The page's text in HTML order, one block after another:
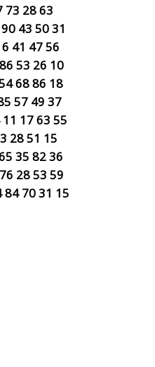
73 28 63
43 50 31
6 41 47 56
53 26 10
68 86 18
57 49 37
11 17 63 55
28 51 15
35 82 36
28 53 59
84 70 31 15